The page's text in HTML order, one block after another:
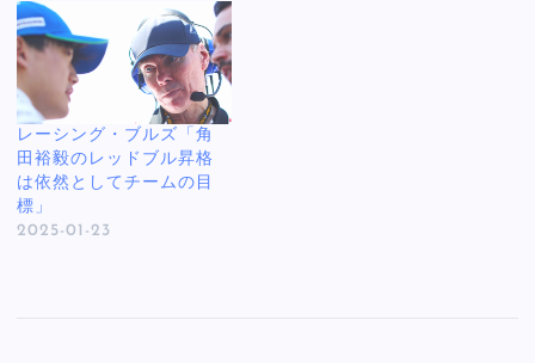
レーシング・ブルズ「角
田裕毅のレッドブル昇格
は依然としてチームの目
標」
2025-01-23